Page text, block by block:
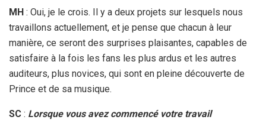
MH : Oui, je le crois. Il y a deux projets sur lesquels nous
travaillons actuellement, et je pense que chacun à leur
manière, ce seront des surprises plaisantes, capables de
satisfaire à la fois les fans les plus ardus et les autres
auditeurs, plus novices, qui sont en pleine découverte de
Prince et de sa musique.
SC : Lorsque vous avez commencé votre travail